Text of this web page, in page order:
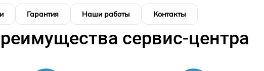
Гарантия Наши работы Контакты
сервис-центра